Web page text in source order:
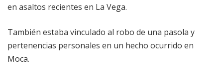
en asaltos recientes en La Vega.
También estaba vinculado al robo de una pasola y
pertenencias personales en un hecho ocurrido en
Moca.